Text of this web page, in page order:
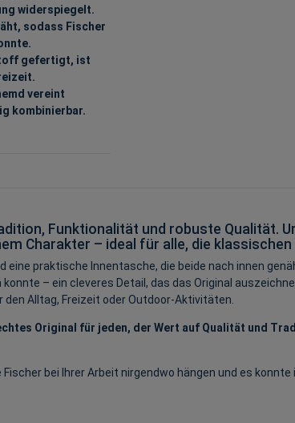
widerspiegelt.
sodass Fischer
Stoff gefertigt, ist
vereint
kombinierbar.
Funktionalität und robuste Qualität.
Charakter – ideal für alle, die
praktische Innentasche, die beide nach innen
– ein cleveres Detail, das das Original
Alltag, Freizeit oder Outdoor-Aktivitäten.
Original für jeden, der Wert auf Qualität und
bei Ihrer Arbeit nirgendwo hängen und es